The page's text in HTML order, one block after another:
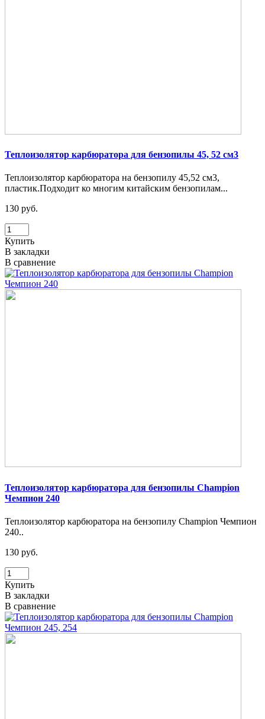
Теплоизолятор карбюратора для бензопилы 45, 52 см3
Теплоизолятор карбюратора на бензопилу 45,52 см3,
пластик.Подходит ко многим китайским бензопилам...
130 руб.
Купить
В закладки
В сравнение
Теплоизолятор карбюратора для бензопилы Champion
Чемпион 240
Теплоизолятор карбюратора на бензопилу Champion Чемпион
240..
130 руб.
Купить
В закладки
В сравнение